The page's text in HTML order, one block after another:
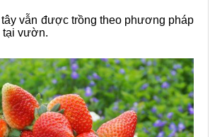
vẫn được trồng theo phương pháp
tại vườn.